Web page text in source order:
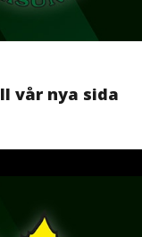
vår nya sida